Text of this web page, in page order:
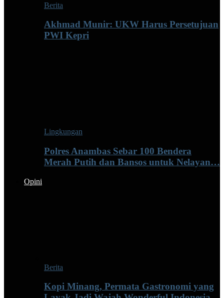
Berita
Akhmad Munir: UKW Harus Persetujuan
PWI Kepri
Lingkungan
Polres Anambas Sebar 100 Bendera
Merah Putih dan Bansos untuk Nelayan…
Opini
Berita
Kopi Minang, Permata Gastronomi yang